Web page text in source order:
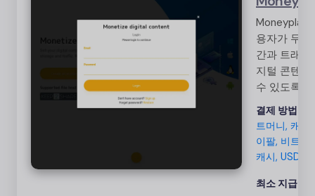
용자가 무
간과 트래
지털 콘텐
수 있도록
업로드, 결
유를 효율
하여 프로
화하고 매출
결제 방법:
트머니, 캐피
이팔, 비트코
캐시, USDT
최소 지급액: